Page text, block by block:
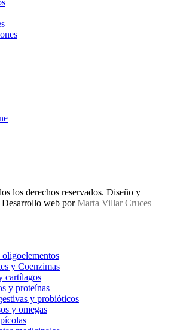
los derechos reservados. Diseño y
Desarrollo web porMarta Villar Cruces
y Coenzimas
cartílagos
y proteínas
y probióticos
y omegas